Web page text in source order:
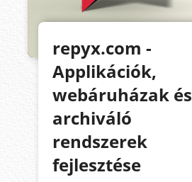
repyx.com -
Applikációk,
webáruházak és
archiváló
rendszerek
fejlesztése